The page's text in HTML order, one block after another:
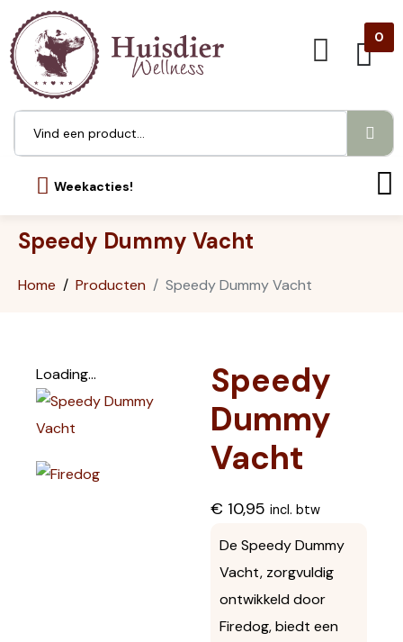
0
Weekacties!
Speedy Dummy Vacht
Home Producten Speedy Dummy Vacht
Loading...
Speedy
Dummy
Vacht
€ 10,95 incl. btw
De Speedy Dummy
Vacht, zorgvuldig
ontwikkeld door
Firedog, biedt een